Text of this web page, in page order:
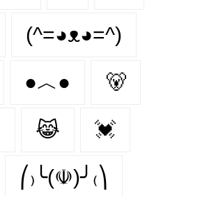
(^=◕ᴥ◕=^)
●︿● 🐻
😹 💓
⎛₎╰(☫)╯₍⎞